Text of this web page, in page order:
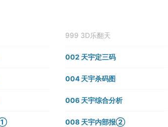
999 3D乐翻天
002 天宇定三码
004 天宇杀码图
006 天宇综合分析
① 008 天宇内部报②